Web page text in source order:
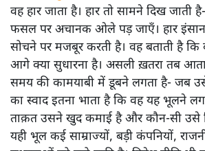
वह हार जाता है। हार तो सामने दिख
फसल पर अचानक ओले पड़ जाएँ। हार
सोचने पर मजबूर करती है। वह बताती है
आगे क्या सुधारना है। असली ख़तरा तब
समय की कामयाबी में डूबने लगता है- जब
का स्वाद इतना भाता है कि वह यह भूलने
ताक़त उसने खुद कमाई है और कौन‑सी उसे
यही भूल कई साम्राज्यों, बड़ी कंपनियों,